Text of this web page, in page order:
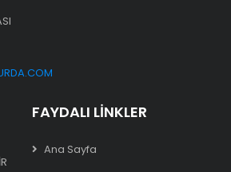
FAYDALI LINKLER
Ana Sayfa